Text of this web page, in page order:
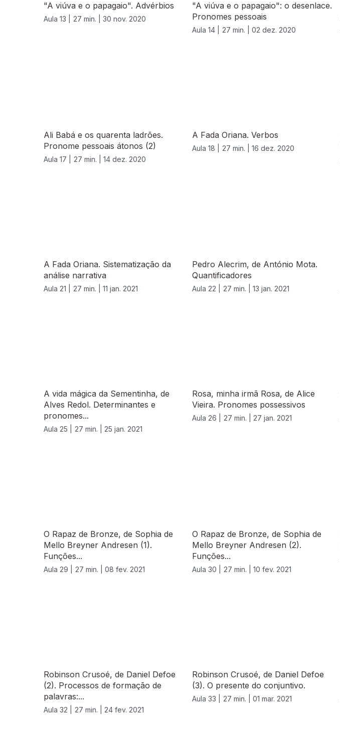
"A viúva e o papagaio". Advérbios
Aula 13 | 27 min. | 30 nov. 2020
"A viúva e o papagaio": o desenlace.
Pronomes pessoais
Aula 14 | 27 min. | 02 dez. 2020
Ali Babá e os quarenta ladrões.
Pronome pessoais átonos (2)
Aula 17 | 27 min. | 14 dez. 2020
A Fada Oriana. Verbos
Aula 18 | 27 min. | 16 dez. 2020
A Fada Oriana. Sistematização da
análise narrativa
Aula 21 | 27 min. | 11 jan. 2021
Pedro Alecrim, de António Mota.
Quantificadores
Aula 22 | 27 min. | 13 jan. 2021
A vida mágica da Sementinha, de
Alves Redol. Determinantes e
pronomes...
Aula 25 | 27 min. | 25 jan. 2021
Rosa, minha irmã Rosa, de Alice
Vieira. Pronomes possessivos
Aula 26 | 27 min. | 27 jan. 2021
O Rapaz de Bronze, de Sophia de
Mello Breyner Andresen (1).
Funções...
Aula 29 | 27 min. | 08 fev. 2021
O Rapaz de Bronze, de Sophia de
Mello Breyner Andresen (2).
Funções...
Aula 30 | 27 min. | 10 fev. 2021
Robinson Crusoé, de Daniel Defoe
(2). Processos de formação de
palavras:...
Aula 32 | 27 min. | 24 fev. 2021
Robinson Crusoé, de Daniel Defoe
(3). O presente do conjuntivo.
Aula 33 | 27 min. | 01 mar. 2021